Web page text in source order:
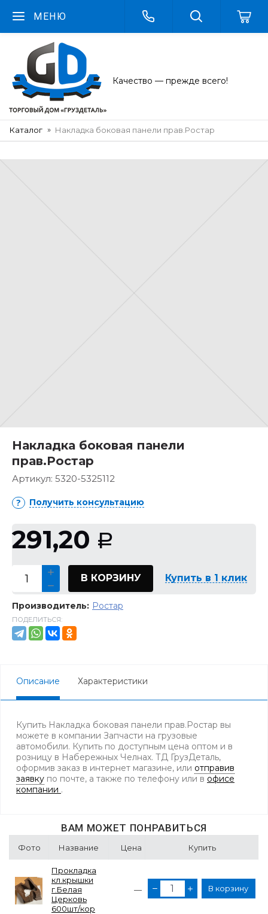
МЕНЮ
Качество — прежде всего!
Каталог Накладка боковая панели прав.Ростар
Накладка боковая панели
прав.Ростар
Артикул: 5320-5325112
Получить консультацию
291,20 Р
В КОРЗИНУ Купить в 1 клик
Производитель: Ростар
ПОДЕЛИТЬСЯ:
Описание Характеристики
Купить Накладка боковая панели прав.Ростар вы
можете в компании Запчасти на грузовые
автомобили. Купить по доступным цена оптом и в
розницу в Набережных Челнах. ТД ГрузДеталь,
оформив заказ в интернет магазине, или отправив
заявку по почте, а также по телефону или в офисе
компании .
ВАМ МОЖЕТ ПОНРАВИТЬСЯ
Фото Название Цена Купить
Прокладка
кл.крышки
г.Белая
Церковь
600шт/кор
— В корзину